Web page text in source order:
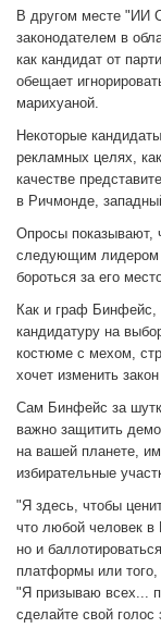
В другом месте "ИИ
законодателем в
как кандидат от
обещает
марихуаной.
Некоторые
рекламных целях,
качестве
в Ричмонде,
Опросы показывают,
следующим лидером
бороться за его
Как и граф
кандидатуру на
костюме с мехом,
хочет изменить
Сам Бинфейс за
важно защитить
на вашей планете,
избирательные
"Я здесь, чтобы
что любой человек в
но и
платформы или того,
"Я призываю всех...
сделайте свой